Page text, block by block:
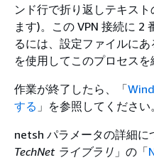
ンド行で折り返しテキス
ます)。この VPN 接続に 2
るには、設定ファイルに
を使用してこのプロセスを
作業が終了したら、「
する 」を参照してください。
netsh パラメータの詳細に
TechNet ライブラリ 」の「